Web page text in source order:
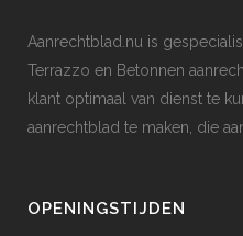
Aanrechtblad.nu is
Terrazzo en Betonnen
klant optimaal van dienst te
aanrechtblad te maken, die
OPENINGSTIJDEN